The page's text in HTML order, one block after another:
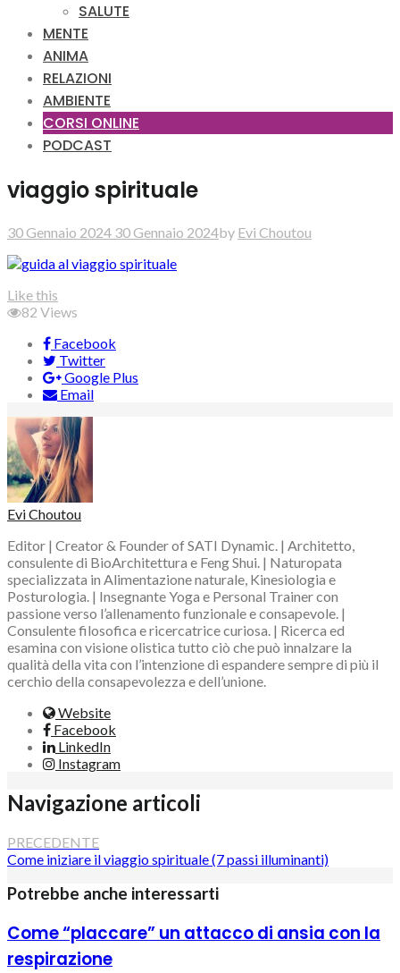
SALUTE
MENTE
ANIMA
RELAZIONI
AMBIENTE
CORSI ONLINE
PODCAST
viaggio spirituale
30 Gennaio 2024 30 Gennaio 2024by Evi Choutou
Like this
82 Views
Facebook
Twitter
Google Plus
Email
Evi Choutou
Editor | Creator & Founder of SATI Dynamic. | Architetto,
consulente di BioArchitettura e Feng Shui. | Naturopata
specializzata in Alimentazione naturale, Kinesiologia e
Posturologia. | Insegnante Yoga e Personal Trainer con
passione verso l’allenamento funzionale e consapevole. |
Consulente filosofica e ricercatrice curiosa. | Ricerca ed
esamina con visione olistica tutto ciò che può innalzare la
qualità della vita con l’intenzione di espandere sempre di più il
cerchio della consapevolezza e dell’unione.
Website
Facebook
LinkedIn
Instagram
Navigazione articoli
PRECEDENTE
Come iniziare il viaggio spirituale (7 passi illuminanti)
Potrebbe anche interessarti
Come “placcare” un attacco di ansia con la
respirazione